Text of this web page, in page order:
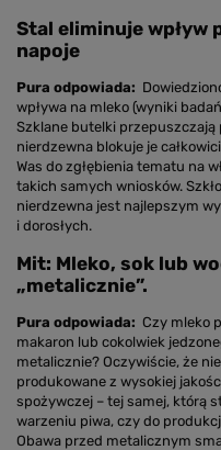
Stal eliminuje wpływ
napoje
Pura odpowiada:
wpływa na mleko (wyniki
Szklane butelki
nierdzewna blokuje je
Was do zgłębienia tematu na
takich samych wniosków.
nierdzewna jest najlepszym
i dorosłych.
Mit: Mleko, sok lub
„metalicznie”.
Pura odpowiada: Czy mleko
makaron lub cokolwiek
metalicznie? Oczywiście, że
produkowane z wysokiej
spożywczej – tej samej, którą
warzeniu piwa, czy do
Obawa przed metalicznym